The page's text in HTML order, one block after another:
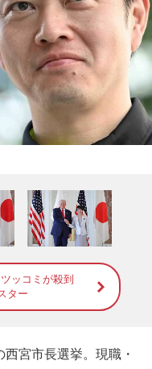
ッコミが殺到
ター
宮市長選挙。現職・